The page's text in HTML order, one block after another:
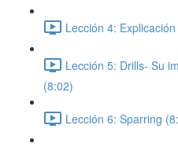
Lección 4:
Lección 5: Drills- Su
(8:02)
Lección 6: Sparring